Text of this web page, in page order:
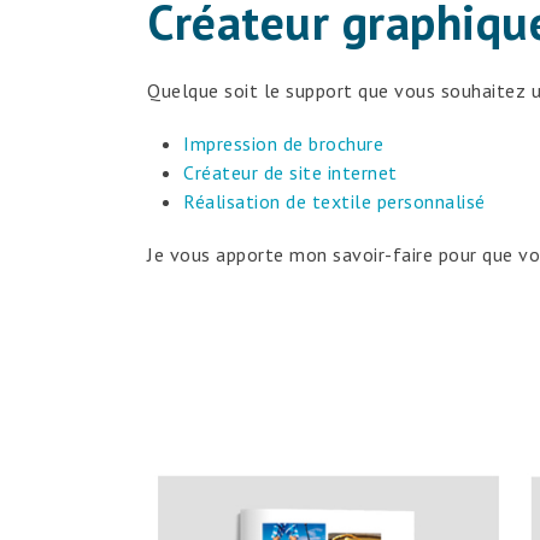
Créateur
Quelque soit le support que vous souhaitez
Impression de brochure
Créateur de site internet
Réalisation de textile personnalisé
Je vous apporte mon savoir-faire pour que